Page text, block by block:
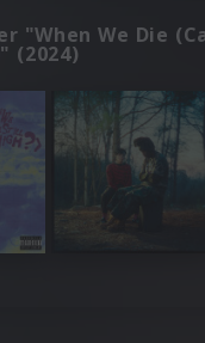
"When We Die
(2024)